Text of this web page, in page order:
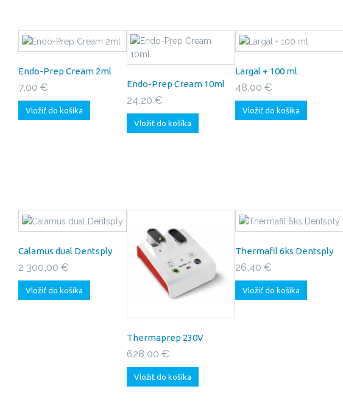
Endo-Prep Cream 2ml
7,00 €
Vložiť do košíka
Endo-Prep Cream 10ml
24,20 €
Vložiť do košíka
Largal + 100 ml
48,00 €
Vložiť do košíka
Calamus dual Dentsply
2 300,00 €
Vložiť do košíka
Thermaprep 230V
628,00 €
Vložiť do košíka
Thermafil 6ks Dentsply
26,40 €
Vložiť do košíka